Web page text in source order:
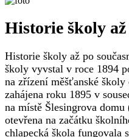
Historie školy až
Historie školy až po
školy vyvstal v roce 1894
na zřízení měšťanské
zahájena roku 1895 v
na místě Šlesingrova
otevřena na začátku
chlapecká škola fungovala